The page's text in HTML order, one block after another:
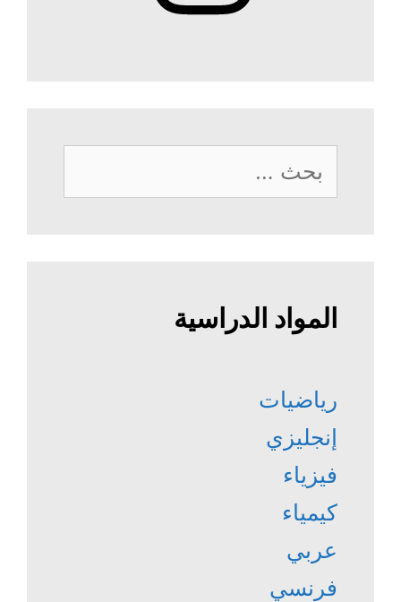
عن:
المواد الدراسية
رياضيات
إنجليزي
فيزياء
كيمياء
عربي
فرنسي